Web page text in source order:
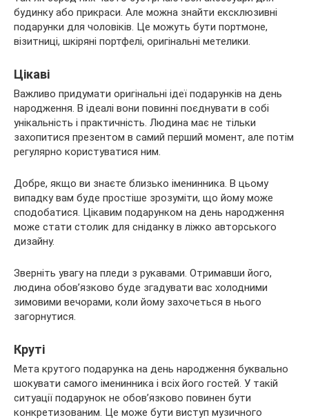
будинку або прикраси. Але можна знайти ексклюзивні
подарунки для чоловіків. Це можуть бути портмоне,
візитниці, шкіряні портфелі, оригінальні метелики.
Цікаві
Важливо придумати оригінальні ідеї подарунків на день
народження. В ідеалі вони повинні поєднувати в собі
унікальність і практичність. Людина має не тільки
захопитися презентом в самий перший момент, але потім
регулярно користуватися ним.
Добре, якщо ви знаєте близько іменинника. В цьому
випадку вам буде простіше зрозуміти, що йому може
сподобатися. Цікавим подарунком на день народження
може стати столик для сніданку в ліжко авторського
дизайну.
Зверніть увагу на пледи з рукавами. Отримавши його,
людина обов’язково буде згадувати вас холодними
зимовими вечорами, коли йому захочеться в нього
загорнутися.
Круті
Мета крутого подарунка на день народження буквально
шокувати самого іменинника і всіх його гостей. У такій
ситуації подарунок не обов’язково повинен бути
конкретизованим. Це може бути виступ музичного